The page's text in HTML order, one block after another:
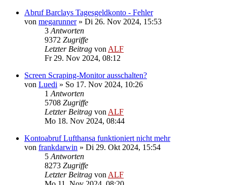
Abruf Barclays Tagesgeldkonto - Fehler
von megarunner» Di 26. Nov 2024, 15:53
3 Antworten
9372 Zugriffe
Letzter Beitrag von ALF
Fr 29. Nov 2024, 08:12
Screen Scraping-Monitor ausschalten?
von Luedi » So 17. Nov 2024, 10:26
1 Antworten
5708 Zugriffe
Letzter Beitrag von ALF
Mo 18. Nov 2024, 08:44
Kontoabruf Lufthansa funktioniert nicht mehr
von frankdarwin » Di 29. Okt 2024, 15:54
5 Antworten
8273 Zugriffe
Letzter Beitrag von ALF